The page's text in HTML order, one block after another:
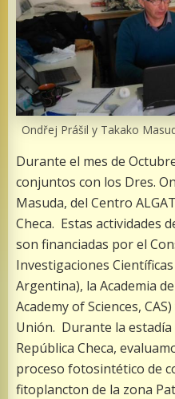
Ondřej Prášil y Takako
Durante el mes de
conjuntos con los Dres.
Masuda, del Centro
Checa. Estas actividades
son financiadas por el
Investigaciones Científicas
Argentina), la Academia
Academy of Sciences,
Unión. Durante la
República Checa,
proceso fotosintético de
fitoplancton de la zona